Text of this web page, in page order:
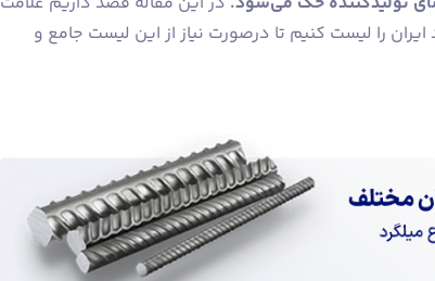
را لیست کنیم تا درصورت نیاز از این لیست جامع و